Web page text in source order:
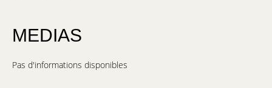
MEDIAS
Pas d'informations disponibles